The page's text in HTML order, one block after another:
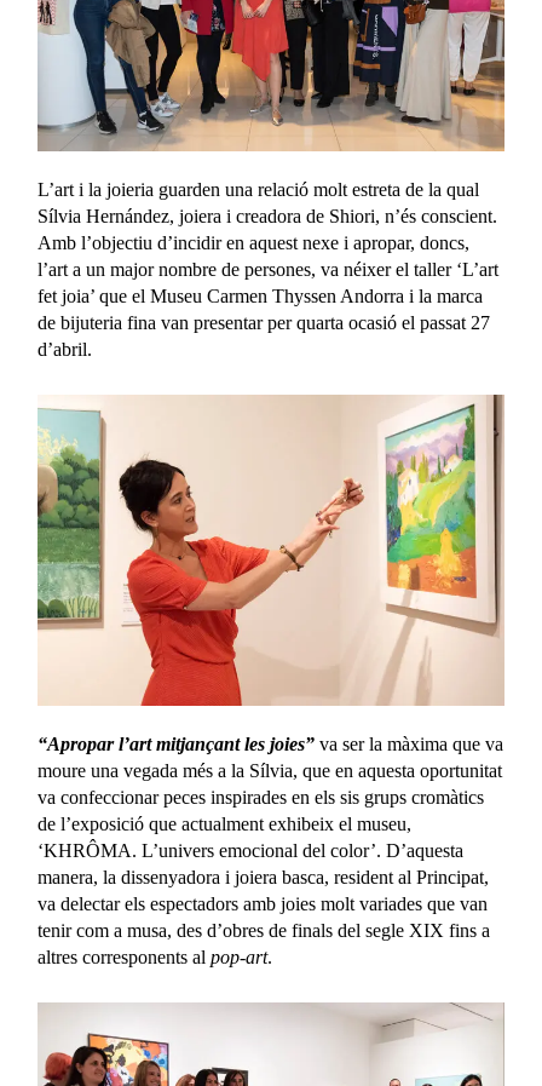
L’art i la joieria guarden una relació molt estreta de la qual
Sílvia Hernández, joiera i creadora de Shiori, n’és conscient.
Amb l’objectiu d’incidir en aquest nexe i apropar, doncs,
l’art a un major nombre de persones, va néixer el taller ‘L’art
fet joia’ que el Museu Carmen Thyssen Andorra i la marca
de bijuteria fina van presentar per quarta ocasió el passat 27
d’abril.
“Apropar l’art mitjançant les joies” va ser la màxima que va
moure una vegada més a la Sílvia, que en aquesta oportunitat
va confeccionar peces inspirades en els sis grups cromàtics
de l’exposició que actualment exhibeix el museu,
‘KHRÔMA. L’univers emocional del color’. D’aquesta
manera, la dissenyadora i joiera basca, resident al Principat,
va delectar els espectadors amb joies molt variades que van
tenir com a musa, des d’obres de finals del segle XIX fins a
altres corresponents alpop-art.